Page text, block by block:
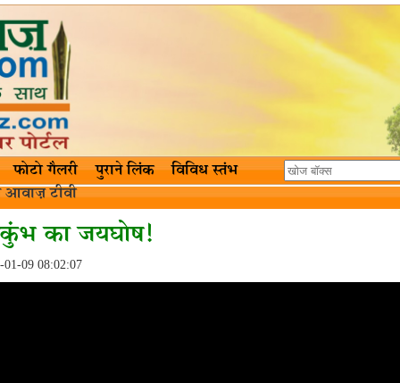
फोटो गैलरी पुराने लिंक
विविध स्तंभ
आवाज़ टीवी
का जयघोष!
01-09 08:02:07